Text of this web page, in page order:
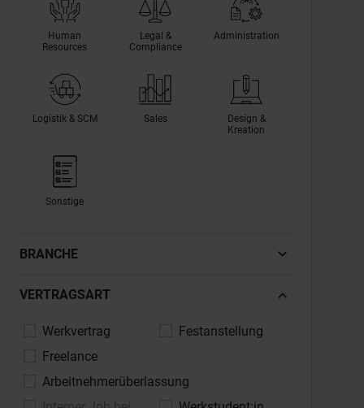
Human
Resources
Legal &
Compliance
Administration
Logistik & SCM Sales
Design &
Kreation
Sonstige
BRANCHE
Automotive, Fahrzeugindustrie
Versicherungen
Bau, Architektur, Immobilien
Chemie, Pharma, Life Sciences
VERTRAGSART
Werkvertrag
Festanstellung
Freelance
Arbeitnehmerüberlassung